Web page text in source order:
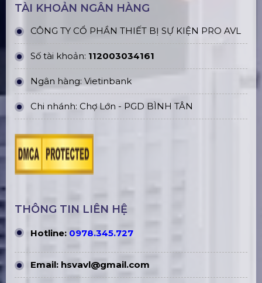
TÀI KHOẢN NGÂN HÀNG
CÔNG TY CỔ PHẦN THIẾT BỊ SỰ KIỆN PRO AVL
Số tài khoản: 112003034161
Ngân hàng: Vietinbank
Chi nhánh: Chợ Lớn - PGD BÌNH TÂN
THÔNG TIN LIÊN HỆ
Hotline: 0978.345.727
Email: hsvavl@gmail.com